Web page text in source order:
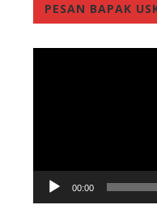
PESAN BAPAK
00:00